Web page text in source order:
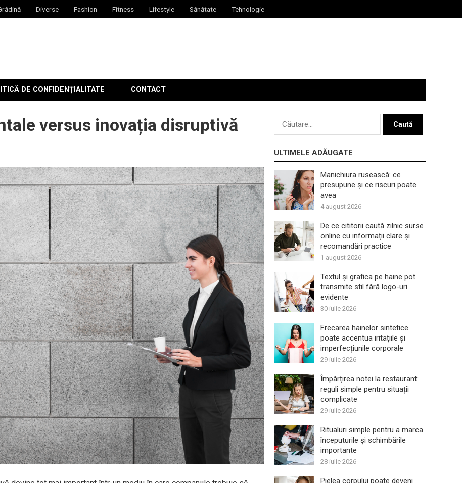
Diverse Fashion Fitness Lifestyle Sănătate Tehnologie
DE CONFIDENȚIALITATE CONTACT
versus inovația disruptivă
Caută
ULTIMELE ADĂUGATE
Manichiura rusească: ce
presupune și ce riscuri poate
avea
4 august 2026
De ce cititorii caută zilnic surse
online cu informații clare și
recomandări practice
1 august 2026
Textul și grafica pe haine pot
transmite stil fără logo-uri
evidente
30 iulie 2026
Frecarea hainelor sintetice
poate accentua iritațiile și
imperfecțiunile corporale
29 iulie 2026
Împărțirea notei la restaurant:
reguli simple pentru situații
complicate
29 iulie 2026
Ritualuri simple pentru a marca
începuturile și schimbările
importante
28 iulie 2026
Pielea corpului poate deveni